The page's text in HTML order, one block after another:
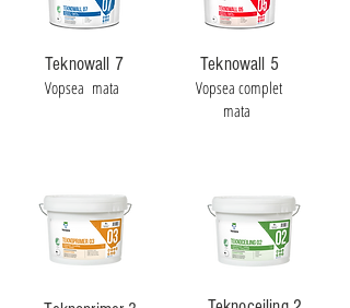
Teknowall 7
Vopsea mata
Teknowall 5
Vopsea complet
mata